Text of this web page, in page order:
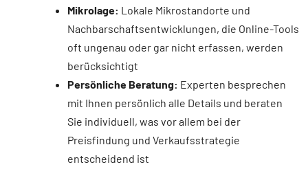
Mikrolage: Lokale Mikrostandorte und
Nachbarschaftsentwicklungen, die Online-Tools
oft ungenau oder gar nicht erfassen, werden
berücksichtigt
Persönliche Beratung: Experten besprechen
mit Ihnen persönlich alle Details und beraten
Sie individuell, was vor allem bei der
Preisfindung und Verkaufsstrategie
entscheidend ist